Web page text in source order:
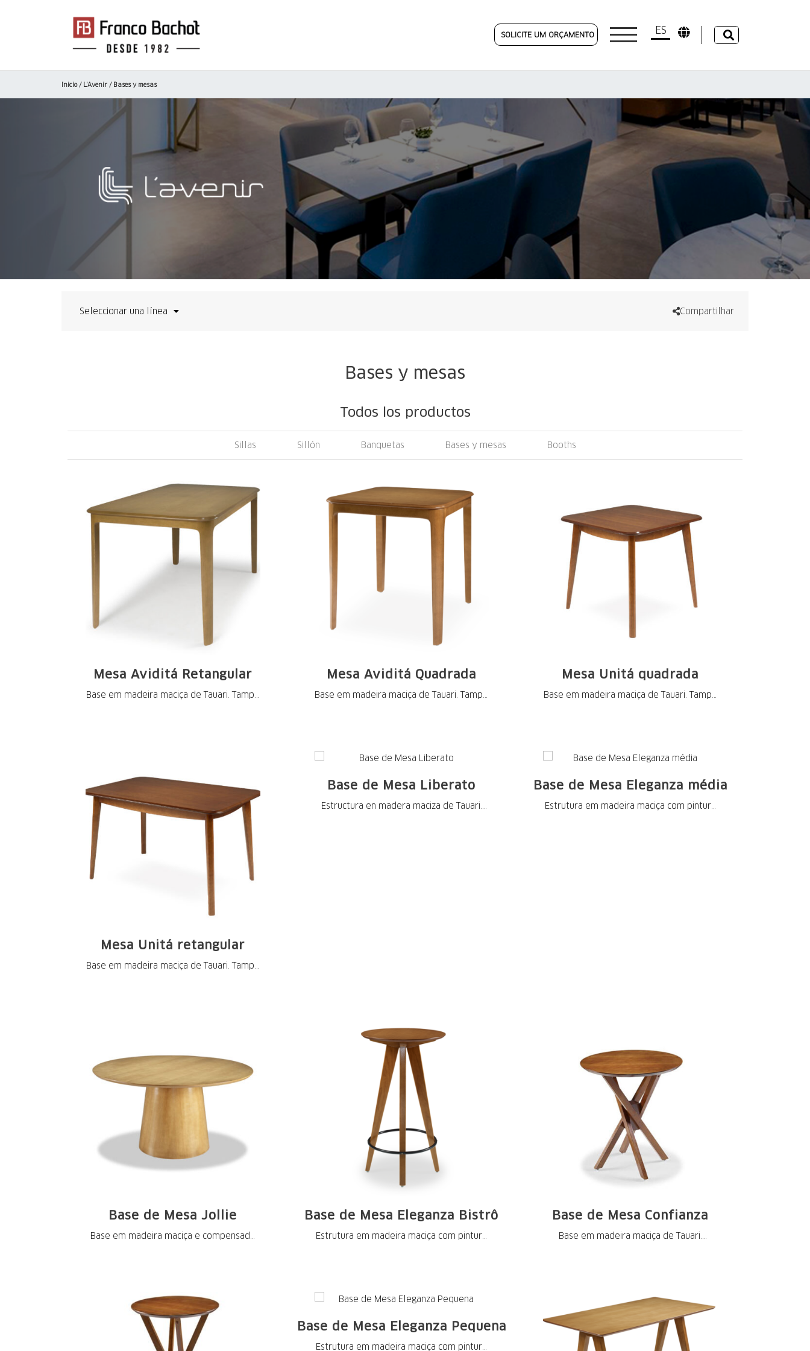
SOLICITE UM ORÇAMENTO ES
Inicio/ L'Avenir / Bases y mesas
Seleccionar una línea Compartilhar
Bases y mesas
Todos los productos
Sillas Sillón Banquetas Bases y mesas Booths
Mesa Aviditá Retangular
Base em madeira maciça de Tauari. Tampo
Mesa Aviditá Quadrada
Base em madeira maciça de Tauari. Tampo
Mesa Unitá quadrada
Base em madeira maciça de Tauari. Tampo
Mesa Unitá retangular
Base em madeira maciça de Tauari. Tampo
Base de Mesa Liberato
Estructura en madera maciza de Tauari.
Base de Mesa Eleganza média
Estrutura em madeira maciça com pintura
Base de Mesa Jollie
Base em madeira maciça e compensado
Base de Mesa Eleganza Bistrô
Estrutura em madeira maciça com pintura
Base de Mesa Confianza
Base em madeira maciça de Tauari.
Base de Mesa Eleganza Pequena
Estrutura em madeira maciça com pintura